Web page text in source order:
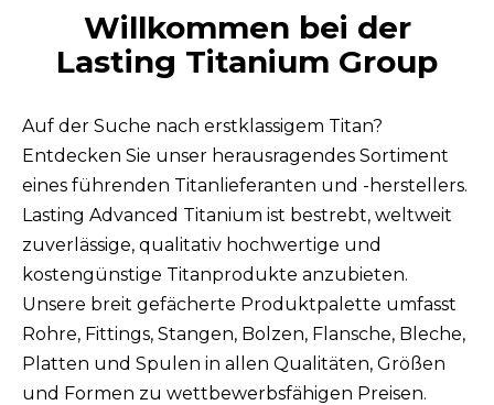
Willkommen bei der
Lasting Titanium Group
Auf der Suche nach erstklassigem Titan?
Entdecken Sie unser herausragendes Sortiment
eines führenden Titanlieferanten und -herstellers.
Lasting Advanced Titanium ist bestrebt, weltweit
zuverlässige, qualitativ hochwertige und
kostengünstige Titanprodukte anzubieten.
Unsere breit gefächerte Produktpalette umfasst
Rohre, Fittings, Stangen, Bolzen, Flansche, Bleche,
Platten und Spulen in allen Qualitäten, Größen
und Formen zu wettbewerbsfähigen Preisen.